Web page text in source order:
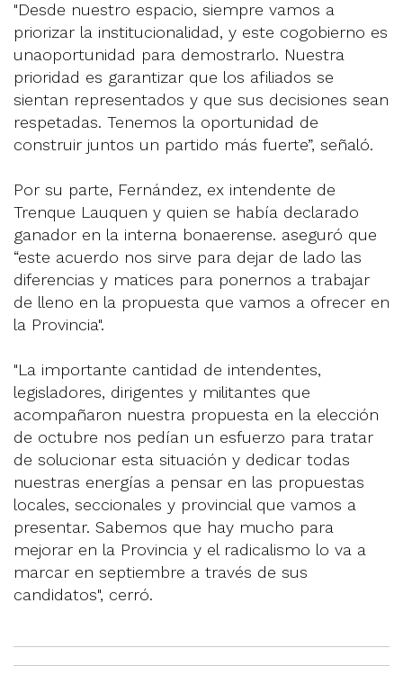
"Desde nuestro espacio, siempre vamos a
priorizar la institucionalidad, y este cogobierno es
unaoportunidad para demostrarlo. Nuestra
prioridad es garantizar que los afiliados se
sientan representados y que sus decisiones sean
respetadas. Tenemos la oportunidad de
construir juntos un partido más fuerte”, señaló.
Por su parte, Fernández, ex intendente de
Trenque Lauquen y quien se había declarado
ganador en la interna bonaerense. aseguró que
“este acuerdo nos sirve para dejar de lado las
diferencias y matices para ponernos a trabajar
de lleno en la propuesta que vamos a ofrecer en
la Provincia".
"La importante cantidad de intendentes,
legisladores, dirigentes y militantes que
acompañaron nuestra propuesta en la elección
de octubre nos pedían un esfuerzo para tratar
de solucionar esta situación y dedicar todas
nuestras energías a pensar en las propuestas
locales, seccionales y provincial que vamos a
presentar. Sabemos que hay mucho para
mejorar en la Provincia y el radicalismo lo va a
marcar en septiembre a través de sus
candidatos", cerró.